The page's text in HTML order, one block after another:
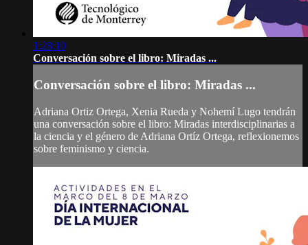
1:28:10
Conversación sobre el libro: Miradas ...
Conversación sobre el libro: Miradas ...
Adriana Ortiz Ortega, Xenia Rueda y Nohemí Lugo tendrán
una conversación sobre el libro: Miradas interdisciplinarias a
la ciencia y el género de Adriana Ortíz Ortega, reflexionemos
sobre feminismo y ciencia.